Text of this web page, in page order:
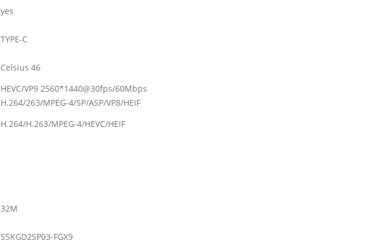
yes
TYPE-C
Celsius 46
HEVC/VP9 2560*1440@30fps/60Mbps
H.264/263/MPEG-4/SP/ASP/VP8/HEIF
H.264/H.263/MPEG-4/HEVC/HEIF
32M
S5KGD2SP03-FGX9